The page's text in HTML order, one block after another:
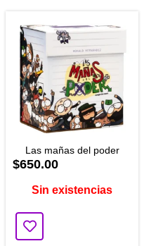
Las mañas del poder
$650.00
Sin existencias